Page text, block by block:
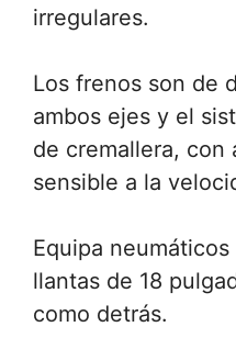
irregulares.
Los frenos son de
ambos ejes y el
de cremallera, con
sensible a la
Equipa neumáticos
llantas de 18
como detrás.